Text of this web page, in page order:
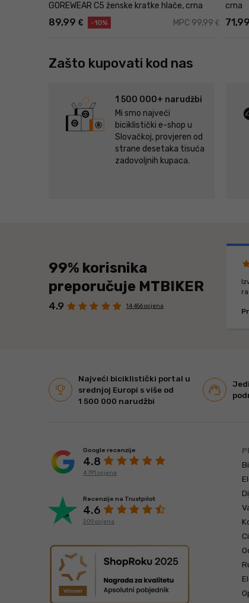
GOREWEAR C5 ženske kratke hlače, crna
89,99 € -10% MPC 99,99 €
crna
71,99
Zašto kupovati kod nas
1 500 000+ narudžbi
Mi smo najveći
biciklistički e-shop u
Slovačkoj, provjeren od
strane desetaka tisuća
zadovoljnih kupaca.
99% korisnika
preporučuje MTBIKER
4.9 14 456 ocjena
Najveći biciklistički portal u
srednjoj Europi s više od
1 500 000 narudžbi
Google recenzije
4.8
4 791 ocjena
Recenzije na Trustpilot
4.6
209 ocjena